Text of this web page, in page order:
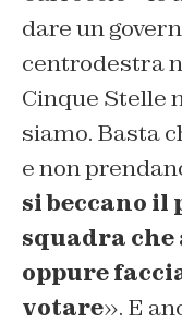
dare un
centrodestra
Cinque Stelle
siamo. Basta
e non
si beccano il
squadra che
oppure
votare». E